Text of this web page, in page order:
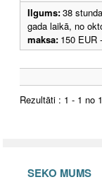
Ilgums:38
gada laikā, no
maksa: 150 EUR
Rezultāti : 1 - 1 no 1
SEKO MUMS